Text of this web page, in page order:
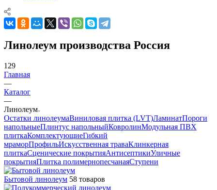
Линолеум производства Россия
129
Главная
—
Каталог
—
Линолеум
Остатки линолеумаВиниловая плитка (LVT)ЛаминатПороги
напольныеПлинтус напольныйКовролинМодульная ПВХ
плиткаКомплектующиеГибкий
мраморПрофильИскусственная траваКлинкерная
плиткаСценические покрытияАнтисептикиУличные
покрытияПлитка полимернопесчанаяСтупени
Бытовой линолеум 58 товаров